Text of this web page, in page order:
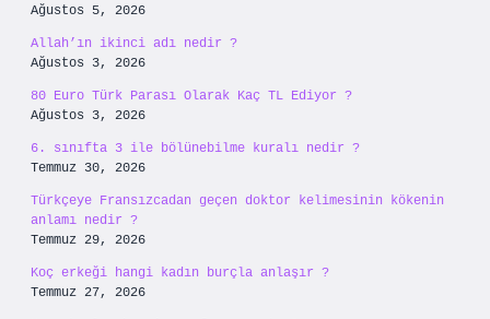
Ağustos 5, 2026
Allah’ın ikinci adı nedir ?
Ağustos 3, 2026
80 Euro Türk Parası Olarak Kaç TL Ediyor ?
Ağustos 3, 2026
6. sınıfta 3 ile bölünebilme kuralı nedir ?
Temmuz 30, 2026
Türkçeye Fransızcadan geçen doktor kelimesinin kökenin
anlamı nedir ?
Temmuz 29, 2026
Koç erkeği hangi kadın burçla anlaşır ?
Temmuz 27, 2026